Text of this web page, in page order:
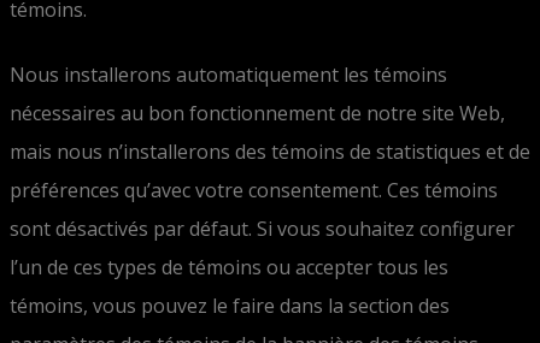
témoins.
Nous installerons automatiquement les témoins
nécessaires au bon fonctionnement de notre site Web,
mais nous n’installerons des témoins de statistiques et de
préférences qu’avec votre consentement. Ces témoins
sont désactivés par défaut. Si vous souhaitez configurer
l’un de ces types de témoins ou accepter tous les
témoins, vous pouvez le faire dans la section des